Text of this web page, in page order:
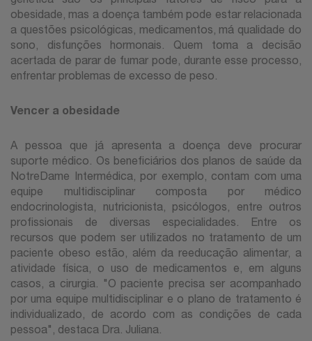
obesidade, mas a doença também pode estar relacionada
a questões psicológicas, medicamentos, má qualidade do
sono, disfunções hormonais. Quem toma a decisão
acertada de parar de fumar pode, durante esse processo,
enfrentar problemas de excesso de peso.
Vencer a obesidade
A pessoa que já apresenta a doença deve procurar
suporte médico. Os beneficiários dos planos de saúde da
NotreDame Intermédica, por exemplo, contam com uma
equipe multidisciplinar composta por médico
endocrinologista, nutricionista, psicólogos, entre outros
profissionais de diversas especialidades. Entre os
recursos que podem ser utilizados no tratamento de um
paciente obeso estão, além da reeducação alimentar, a
atividade física, o uso de medicamentos e, em alguns
casos, a cirurgia. "O paciente precisa ser acompanhado
por uma equipe multidisciplinar e o plano de tratamento é
individualizado, de acordo com as condições de cada
pessoa", destaca Dra. Juliana.